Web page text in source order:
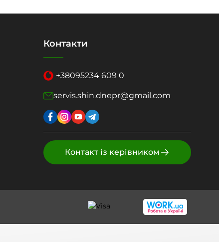
Контакти
+38095234 609 0
servis.shin.dnepr@gmail.com
Контакт із керівником